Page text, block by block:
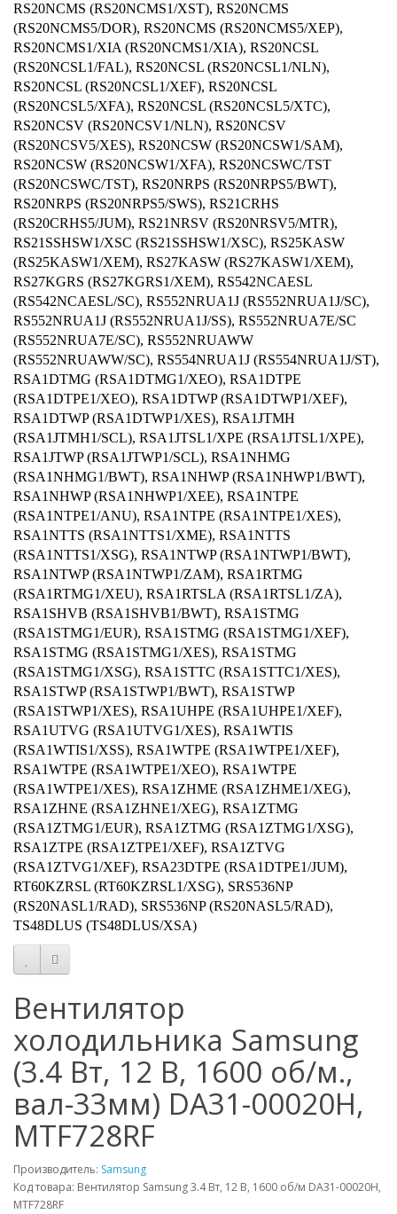
RS20NCMS (RS20NCMS1/XST), RS20NCMS
(RS20NCMS5/DOR), RS20NCMS (RS20NCMS5/XEP),
RS20NCMS1/XIA (RS20NCMS1/XIA), RS20NCSL
(RS20NCSL1/FAL), RS20NCSL (RS20NCSL1/NLN),
RS20NCSL (RS20NCSL1/XEF), RS20NCSL
(RS20NCSL5/XFA), RS20NCSL (RS20NCSL5/XTC),
RS20NCSV (RS20NCSV1/NLN), RS20NCSV
(RS20NCSV5/XES), RS20NCSW (RS20NCSW1/SAM),
RS20NCSW (RS20NCSW1/XFA), RS20NCSWC/TST
(RS20NCSWC/TST), RS20NRPS (RS20NRPS5/BWT),
RS20NRPS (RS20NRPS5/SWS), RS21CRHS
(RS20CRHS5/JUM), RS21NRSV (RS20NRSV5/MTR),
RS21SSHSW1/XSC (RS21SSHSW1/XSC), RS25KASW
(RS25KASW1/XEM), RS27KASW (RS27KASW1/XEM),
RS27KGRS (RS27KGRS1/XEM), RS542NCAESL
(RS542NCAESL/SC), RS552NRUA1J (RS552NRUA1J/SC),
RS552NRUA1J (RS552NRUA1J/SS), RS552NRUA7E/SC
(RS552NRUA7E/SC), RS552NRUAWW
(RS552NRUAWW/SC), RS554NRUA1J (RS554NRUA1J/ST),
RSA1DTMG (RSA1DTMG1/XEO), RSA1DTPE
(RSA1DTPE1/XEO), RSA1DTWP (RSA1DTWP1/XEF),
RSA1DTWP (RSA1DTWP1/XES), RSA1JTMH
(RSA1JTMH1/SCL), RSA1JTSL1/XPE (RSA1JTSL1/XPE),
RSA1JTWP (RSA1JTWP1/SCL), RSA1NHMG
(RSA1NHMG1/BWT), RSA1NHWP (RSA1NHWP1/BWT),
RSA1NHWP (RSA1NHWP1/XEE), RSA1NTPE
(RSA1NTPE1/ANU), RSA1NTPE (RSA1NTPE1/XES),
RSA1NTTS (RSA1NTTS1/XME), RSA1NTTS
(RSA1NTTS1/XSG), RSA1NTWP (RSA1NTWP1/BWT),
RSA1NTWP (RSA1NTWP1/ZAM), RSA1RTMG
(RSA1RTMG1/XEU), RSA1RTSLA (RSA1RTSL1/ZA),
RSA1SHVB (RSA1SHVB1/BWT), RSA1STMG
(RSA1STMG1/EUR), RSA1STMG (RSA1STMG1/XEF),
RSA1STMG (RSA1STMG1/XES), RSA1STMG
(RSA1STMG1/XSG), RSA1STTC (RSA1STTC1/XES),
RSA1STWP (RSA1STWP1/BWT), RSA1STWP
(RSA1STWP1/XES), RSA1UHPE (RSA1UHPE1/XEF),
RSA1UTVG (RSA1UTVG1/XES), RSA1WTIS
(RSA1WTIS1/XSS), RSA1WTPE (RSA1WTPE1/XEF),
RSA1WTPE (RSA1WTPE1/XEO), RSA1WTPE
(RSA1WTPE1/XES), RSA1ZHME (RSA1ZHME1/XEG),
RSA1ZHNE (RSA1ZHNE1/XEG), RSA1ZTMG
(RSA1ZTMG1/EUR), RSA1ZTMG (RSA1ZTMG1/XSG),
RSA1ZTPE (RSA1ZTPE1/XEF), RSA1ZTVG
(RSA1ZTVG1/XEF), RSA23DTPE (RSA1DTPE1/JUM),
RT60KZRSL (RT60KZRSL1/XSG), SRS536NP
(RS20NASL1/RAD), SRS536NP (RS20NASL5/RAD),
TS48DLUS (TS48DLUS/XSA)
Вентилятор
холодильника Samsung
(3.4 Вт, 12 В, 1600 об/м.,
вал-33мм) DA31-00020H,
MTF728RF
Производитель: Samsung
Код товара: Вентилятор Samsung 3.4 Вт, 12 В, 1600 об/м DA31-00020H,
MTF728RF